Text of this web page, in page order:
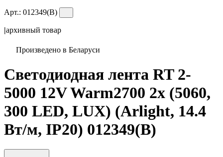
Арт.: 012349(B)
|архивный товар
Произведено в Беларуси
Светодиодная лента RT 2-
5000 12V Warm2700 2x (5060,
300 LED, LUX) (Arlight, 14.4
Вт/м, IP20) 012349(B)